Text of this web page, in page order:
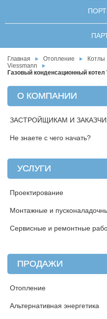
Главная Отопление Котлы
Viessmann
Газовый конденсационный
О КОМПАНИИ
ЗАСТРОЙЩИКАМ И
Не знаете с чего начать?
УСЛУГИ
Проектирование
Монтажные и
Сервисные и ремонтные
ПРОДАЖИ
Отопление
Альтернативная энергетика